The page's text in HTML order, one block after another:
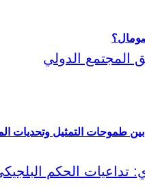
طموحات التمثيل وتحديات